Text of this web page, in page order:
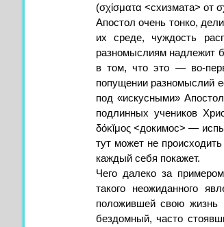
(σχίσματα <схизмата> от
Апостол очень тонко,
их среде, чуждость
разномыслиям надлежит
в том, что это — во-
попущении разномыслий
под «искусными»
подлинных учеников
δόκῐμος <докимос> —
тут может не
каждый себя покажет.
Чего далеко за
такого неожиданного
положившей свою
бездомный, часто